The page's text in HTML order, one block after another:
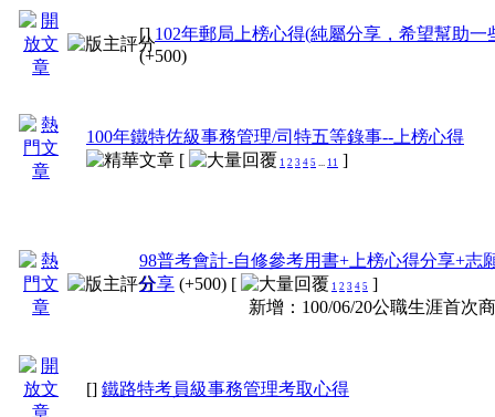
[] 102年郵局上榜心得(純屬分享，希望幫助一
(+500)
100年鐵特佐級事務管理/司特五等錄事--上榜心得
[
1 2 3 4 5 ... 11 ]
98普考會計-自修參考用書+上榜心得分享+志
分享 (+500) [ 1 2 3 4 5 ]
新增：100/06/20公職生涯首次
[] 鐵路特考員級事務管理考取心得